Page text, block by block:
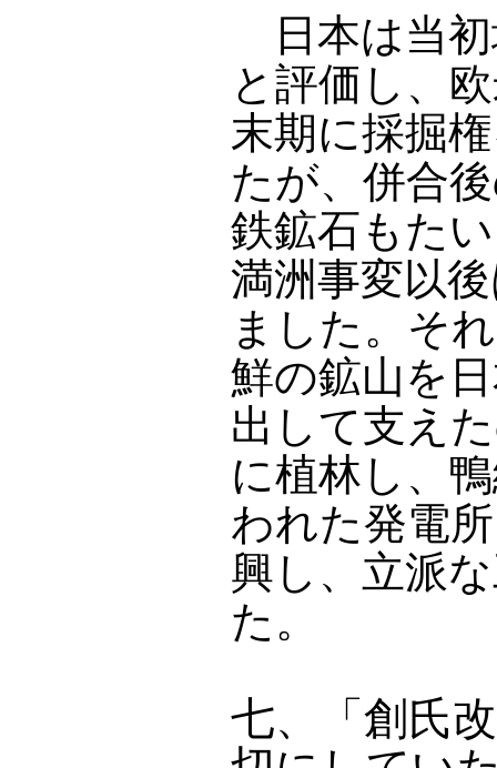
日本は当初
と評価し、
末期に採掘
たが、併合
鉄鉱石もた
満洲事変以
ました。そ
鮮の鉱山を
出して支え
に植林し、
われた発電
興し、立派
た。
七、「創氏